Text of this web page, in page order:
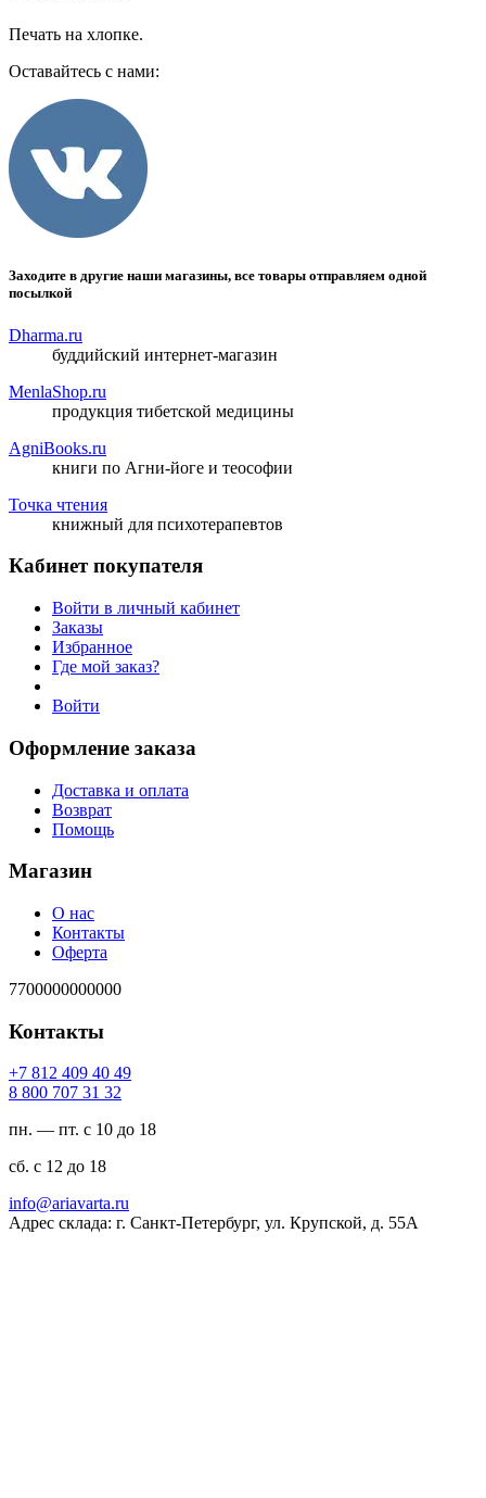
Печать на хлопке.
Оставайтесь с нами:
Заходите в другие наши магазины, все товары отправляем одной
посылкой
Dharma.ru
буддийский интернет-магазин
MenlaShop.ru
продукция тибетской медицины
AgniBooks.ru
книги по Агни-йоге и теософии
Точка чтения
книжный для психотерапевтов
Кабинет покупателя
Войти в личный кабинет
Заказы
Избранное
Где мой заказ?
Войти
Оформление заказа
Доставка и оплата
Возврат
Помощь
Магазин
О нас
Контакты
Оферта
7700000000000
Контакты
94 04 904 218 7+
23 13 707 008 8
пн. — пт. с 10 до 18
сб. с 12 до 18
ur.atravaira@ofni
Адрес склада: г. Санкт-Петербург, ул. Крупской, д. 55А